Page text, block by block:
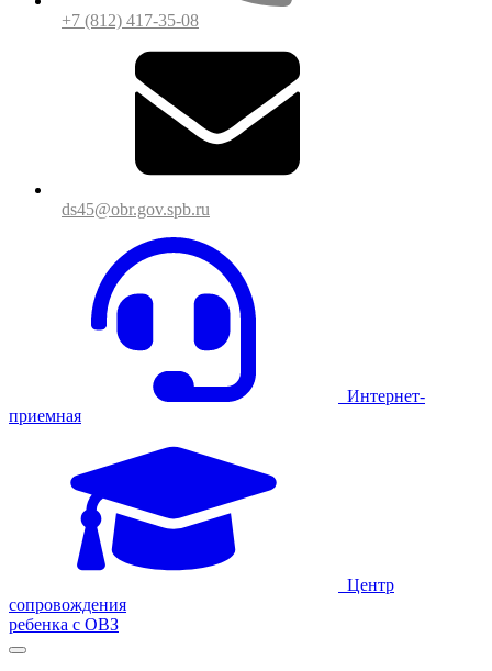
+7 (812) 417-35-08
ds45@obr.gov.spb.ru
Интернет-
приемная
Центр
сопровождения
ребенка с ОВЗ